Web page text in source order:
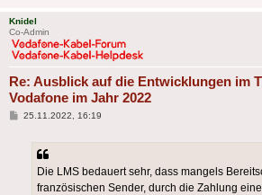
Knidel
Co-Admin
Re: Ausblick auf die Entwicklungen im
Vodafone im Jahr 2022
Beitrag
25.11.2022, 16:19
Die LMS bedau­ert sehr, dass man­gels
fran­zö­si­schen Sen­der, durch die Zah­lung